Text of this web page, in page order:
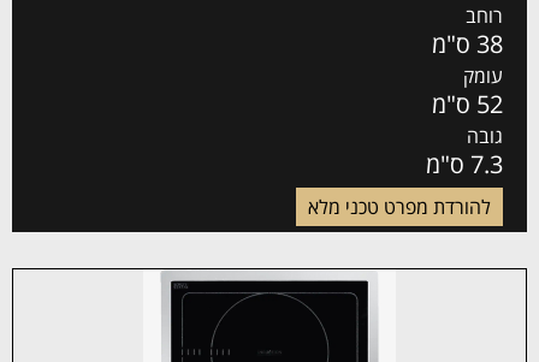
רוחב
38 ס"מ
עומק
52 ס"מ
גובה
7.3 ס"מ
להורדת מפרט טכני מלא